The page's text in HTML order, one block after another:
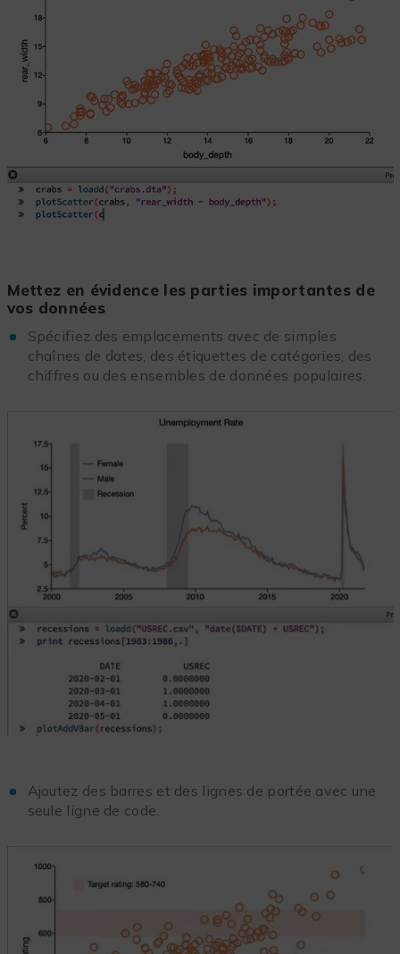
Mettez en évidence les parties importantes de
vos données
Spécifiez des emplacements avec de simples
chaînes de dates, des étiquettes de catégories, des
chiffres ou des ensembles de données populaires.
Ajoutez des barres et des lignes de portée avec une
seule ligne de code.